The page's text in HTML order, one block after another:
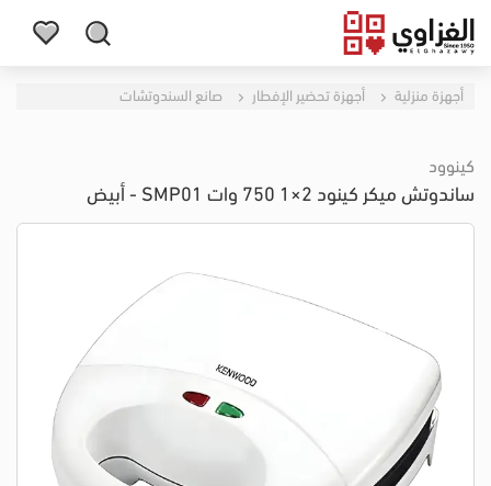
أجهزة منزلية أجهزة تحضير الإفطار صانع السندوتشات
كينوود
ساندوتش ميكر كينود 2×1 750 وات SMP01 - أبيض